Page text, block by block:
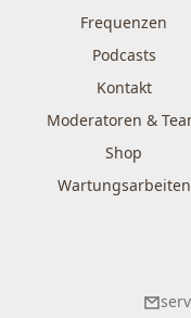
Frequenzen
Podcasts
Kontakt
Moderatoren &
Shop
Wartungsarbeiten